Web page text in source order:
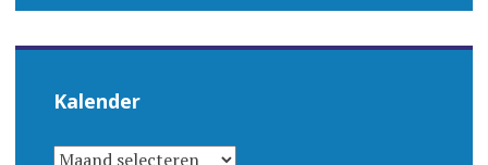
Kalender
KALENDER